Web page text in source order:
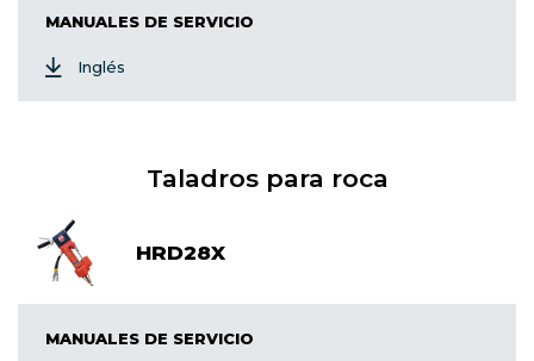
MANUALES DE SERVICIO
Inglés
Taladros para roca
HRD28X
MANUALES DE SERVICIO